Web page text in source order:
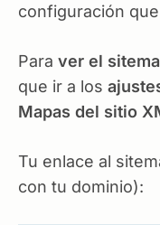
configuración
Para ver el
que ir a los
Mapas del sitio
Tu enlace al
con tu dominio):